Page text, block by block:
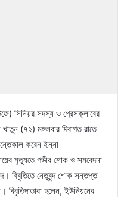
সিনিয়র সদস্য ও প্রেসক্লাবের
(৭২) মঙ্গলবার দিবাগত রাতে
করেন ইন্না
মৃত্যুতে গভীর শোক ও সমবেদনা
বিবৃতিতে নেতৃবৃন্দ শোক সন্তপ্ত
বিবৃতিদাতারা হলেন, ইউনিয়নের